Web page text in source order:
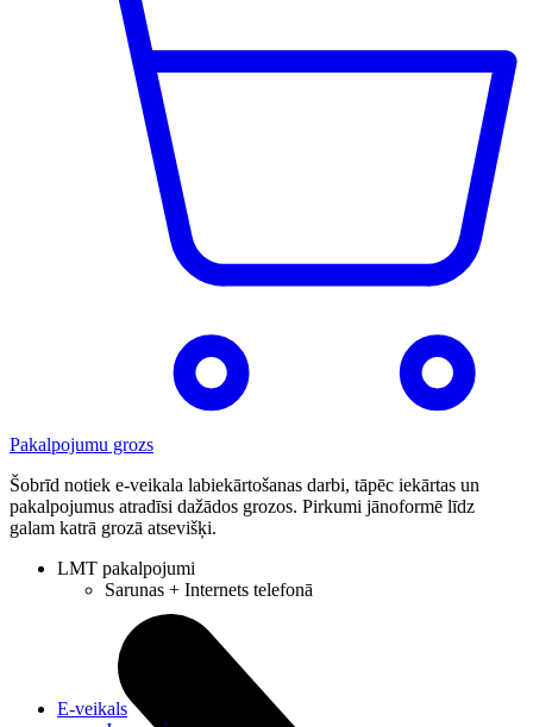
Pakalpojumu grozs
Šobrīd notiek e-veikala labiekārtošanas darbi, tāpēc iekārtas un
pakalpojumus atradīsi dažādos grozos. Pirkumi jānoformē līdz
galam katrā grozā atsevišķi.
LMT pakalpojumi
Sarunas + Internets telefonā
E-veikals